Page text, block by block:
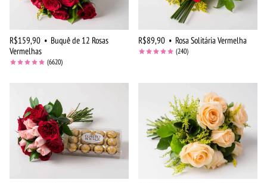
R$159,90 • Buquê de 12 Rosas
Vermelhas
(6620)
R$89,90 • Rosa Solitária Vermelha
(240)